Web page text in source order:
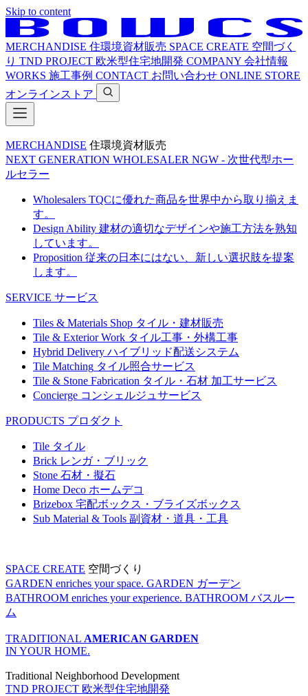
Skip to content
MERCHANDISE 住環境資材販売 SPACE CREATE 空間づく
り TND PROJECT 欧米型住宅地開発 COMPANY 会社情報
WORKS 施工事例 CONTACT お問い合わせ ONLINE STORE
オンラインストア
MERCHANDISE 住環境資材販売
NEXT GENERATION WHOLESALER NGW - 次世代型ホー
ルセラー
Wholesalers TQCに優れた商品を世界中から取り揃えま
す。
Design Ability 建材の適切なデザインや施工方法を熟知
しています。
Proposition 従来の日本にはない、新しい選択肢を提案
します。
SERVICE サービス
Tiles & Materials Shop タイル・建材販売
Tile & Exterior Work タイル工事・外構工事
Hybrid Delivery ハイブリッド配送システム
Tile Matching タイル照合サービス
Tile & Stone Fabrication タイル・石材 加工サービス
Concierge コンシェルジュサービス
PRODUCTS プロダクト
Tile タイル
Brick レンガ・ブリック
Stone 石材・擬石
Home Deco ホームデコ
Brizebox 宅配ボックス・ブライズボックス
Sub Material & Tools 副資材・道具・工具
SPACE CREATE 空間づくり
GARDEN enriches your space. GARDEN ガーデン
BATHROOM enriches your experience. BATHROOM バスルー
ム
TRADITIONAL AMERICAN GARDEN
IN YOUR HOME.
Traditional Neighborhood Development
TND PROJECT 欧米型住宅地開発